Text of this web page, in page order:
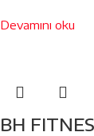
Devamını oku
BH